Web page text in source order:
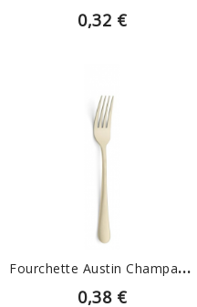
0,32 €
EN SAVOIR PLUS
F
Ourchette Austin Champagne
0,38 €